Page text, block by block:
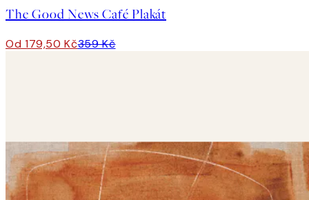
The Good News Café Plakát
Od 179,50 Kč359 Kč